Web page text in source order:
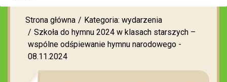
Strona główna
Kategoria: wydarzenia
Szkoła do hymnu 2024 w klasach starszych –
wspólne odśpiewanie hymnu narodowego -
08.11.2024